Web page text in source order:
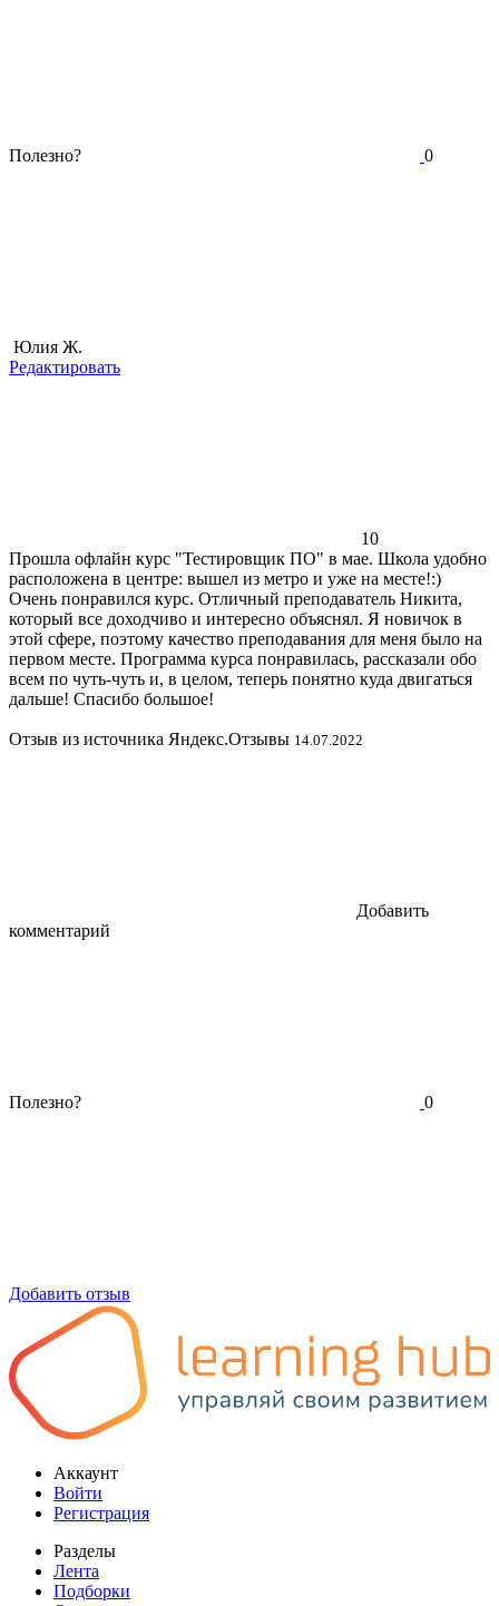
Полезно? 0
Юлия Ж.
Редактировать
10
Прошла офлайн курс "Тестировщик ПО" в мае. Школа удобно
расположена в центре: вышел из метро и уже на месте!:)
Очень понравился курс. Отличный преподаватель Никита,
который все доходчиво и интересно объяснял. Я новичок в
этой сфере, поэтому качество преподавания для меня было на
первом месте. Программа курса понравилась, рассказали обо
всем по чуть-чуть и, в целом, теперь понятно куда двигаться
дальше! Спасибо большое!
Отзыв из источника Яндекс.Отзывы 14.07.2022
Добавить
комментарий
Полезно? 0
Добавить отзыв
Аккаунт
Войти
Регистрация
Разделы
Лента
Подборки